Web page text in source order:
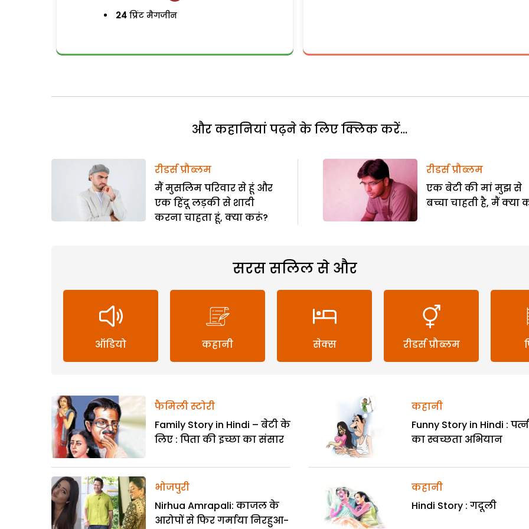
24 प्रिंट मैगजीन
और कहानियां पढ़ने के लिए क्लिक करें...
रीडर्स प्रौब्लम
मैं मुसलिम परिवार से हूं और
एक हिंदू लड़की से शादी
करना चाहता हूं, क्या करूं?
रीडर्स प्रौब्लम
एक बेटी की मां मुझ से
बच्चा चाहती है, मैं क्या
सरस सलिल से और
ऑडियो कहानी सेक्स रीडर्स प्रौब्लम
फैमिली स्टोरी
Family Story in Hindi – बेटी के
लिए : पिता की इच्छा का संसार
भोजपुरी
Nirhua Amrapali: काजल के
आरोपों से फिर गर्माया निरहुआ-
कहानी
Funny Story in Hindi :
का स्वच्छता अभियान
कहानी
Hindi Story : गदूली